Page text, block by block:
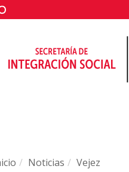
Noticias Vejez